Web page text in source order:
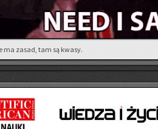
ma zasad, tam są kwasy.